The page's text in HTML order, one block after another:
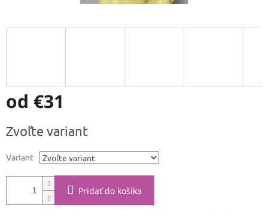
od €31
cena:
Zvoľte variant
Variant
Pridať do košíka